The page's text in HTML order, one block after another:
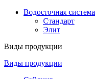
Водосточная система
Стандарт
Элит
Виды продукции
Виды продукции